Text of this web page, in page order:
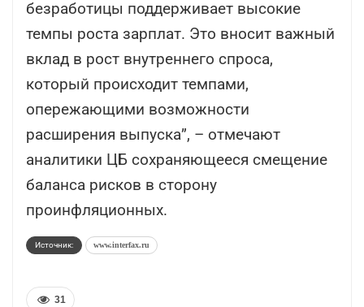
безработицы поддерживает высокие
темпы роста зарплат. Это вносит важный
вклад в рост внутреннего спроса,
который происходит темпами,
опережающими возможности
расширения выпуска”, – отмечают
аналитики ЦБ сохраняющееся смещение
баланса рисков в сторону
проинфляционных.
Источник: www.interfax.ru
31